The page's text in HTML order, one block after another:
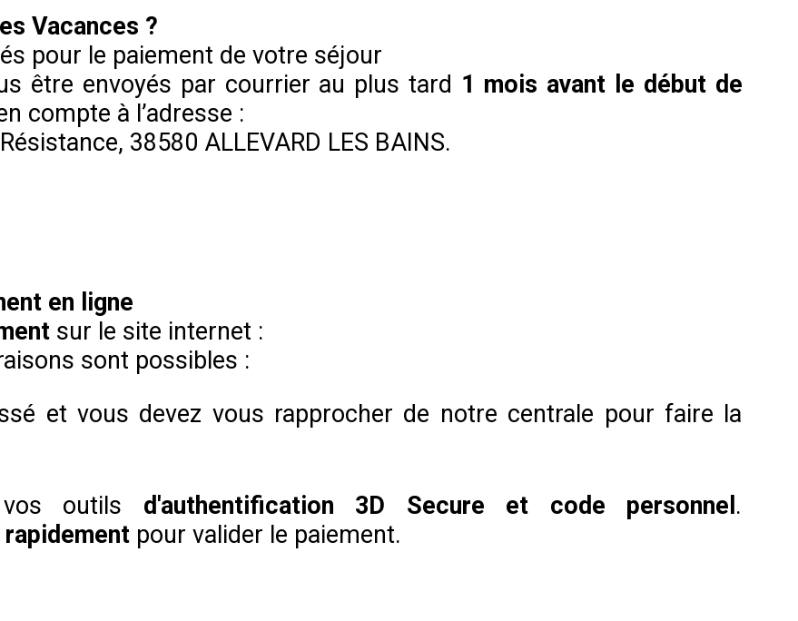
Vacances ?
pour le paiement de votre séjour
être envoyés par courrier au plus tard 1 mois avant le début de
compte à l’adresse :
38580 ALLEVARD LES BAINS.
en ligne
sur le site internet :
sont possibles :
et vous devez vous rapprocher de notre centrale pour faire la
outils d'authentification 3D Secure et code personnel .
rapidement pour valider le paiement.